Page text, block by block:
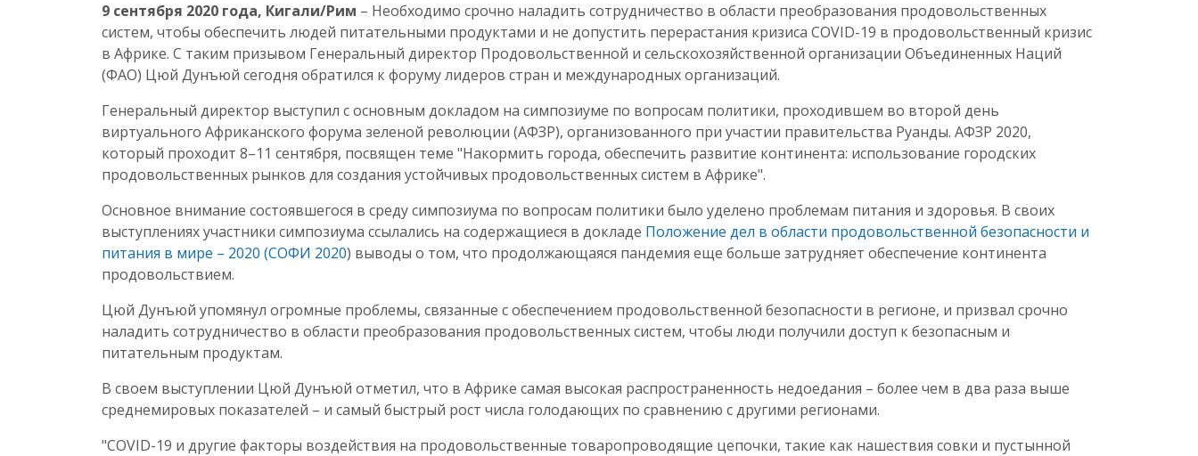
9 сентября 2020 года, Кигали/Рим – Необходимо срочно наладить сотрудничество в области преобразования продовольственных
систем, чтобы обеспечить людей питательными продуктами и не допустить перерастания кризиса COVID-19 в продовольственный кризис
в Африке. С таким призывом Генеральный директор Продовольственной и сельскохозяйственной организации Объединенных Наций
(ФАО) Цюй Дунъюй сегодня обратился к форуму лидеров стран и международных организаций.
Генеральный директор выступил с основным докладом на симпозиуме по вопросам политики, проходившем во второй день
виртуального Африканского форума зеленой революции (АФЗР), организованного при участии правительства Руанды. АФЗР 2020,
который проходит 8–11 сентября, посвящен теме "Накормить города, обеспечить развитие континента: использование городских
продовольственных рынков для создания устойчивых продовольственных систем в Африке".
Основное внимание состоявшегося в среду симпозиума по вопросам политики было уделено проблемам питания и здоровья. В своих
выступлениях участники симпозиума ссылались на содержащиеся в докладе Положение дел в области продовольственной безопасности и
питания в мире – 2020 (СОФИ 2020) выводы о том, что продолжающаяся пандемия еще больше затрудняет обеспечение континента
продовольствием.
Цюй Дунъюй упомянул огромные проблемы, связанные с обеспечением продовольственной безопасности в регионе, и призвал срочно
наладить сотрудничество в области преобразования продовольственных систем, чтобы люди получили доступ к безопасным и
питательным продуктам.
В своем выступлении Цюй Дунъюй отметил, что в Африке самая высокая распространенность недоедания – более чем в два раза выше
среднемировых показателей – и самый быстрый рост числа голодающих по сравнению с другими регионами.
"COVID-19 и другие факторы воздействия на продовольственные товаропроводящие цепочки, такие как нашествия совки и пустынной